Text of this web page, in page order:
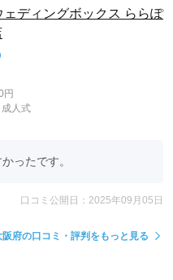
ディングボックス ららぽ
円
成人式
ったです。
口コミ公開日：2025年09月05日
阪府の口コミ・評判をもっと見る